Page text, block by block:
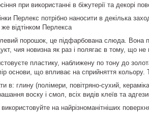
при використанні в біжутерії та декорі
Перлекс потрібно наносити в декілька
відтінком Перлекса
порошок, це підфарбована слюда. Вона
чия новизна як раз і полягає в тому, що
пластику, наближену по тону до
основи, що впливає на сприйняття кольору.
в: глину (полімери, повітряно-сухий,
воску і смол, всіх видів клеїв та
на найрізноманітніших